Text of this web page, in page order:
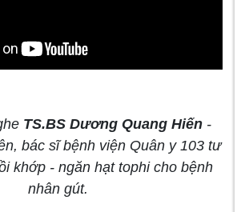
TS.BS Dương Quang Hiến-
bác sĩ bệnh viện Quân y 103 tư
khớp - ngăn hạt tophi cho bệnh
nhân gút.